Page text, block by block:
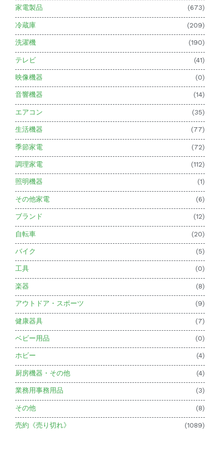
家電製品 (673)
冷蔵庫 (209)
洗濯機 (190)
テレビ (41)
映像機器 (0)
音響機器 (14)
エアコン (35)
生活機器 (77)
季節家電 (72)
調理家電 (112)
照明機器 (1)
その他家電 (6)
ブランド (12)
自転車 (20)
バイク (5)
工具 (0)
楽器 (8)
アウトドア・スポーツ (9)
健康器具 (7)
ベビー用品 (0)
ホビー (4)
厨房機器・その他 (4)
業務用事務用品 (3)
その他 (8)
売約《売り切れ》 (1089)